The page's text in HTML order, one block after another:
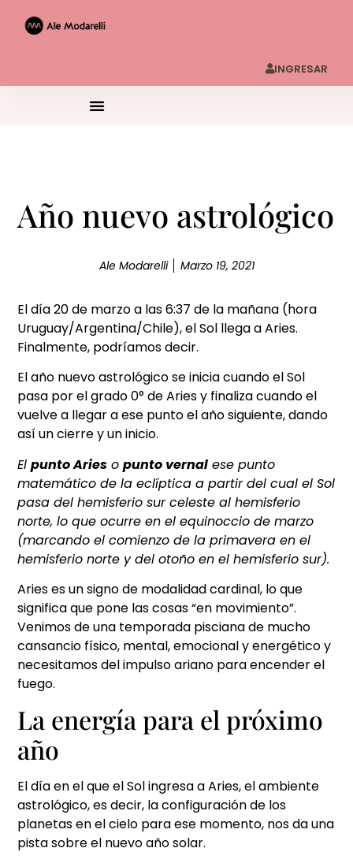
INGRESAR
Año nuevo astrológico
Ale Modarelli Marzo 19, 2021
El día 20 de marzo a las 6:37 de la mañana (hora
Uruguay/Argentina/Chile), el Sol llega a Aries.
Finalmente, podríamos decir.
El año nuevo astrológico se inicia cuando el Sol
pasa por el grado 0° de Aries y finaliza cuando el
vuelve a llegar a ese punto el año siguiente, dando
así un cierre y un inicio.
Elpunto Aries opunto vernal ese punto
matemático de la eclíptica a partir del cual el Sol
pasa del hemisferio sur celeste al hemisferio
norte, lo que ocurre en el equinoccio de marzo
(marcando el comienzo de la primavera en el
hemisferio norte y del otoño en el hemisferio sur).
Aries es un signo de modalidad cardinal, lo que
significa que pone las cosas “en movimiento”.
Venimos de una temporada pisciana de mucho
cansancio físico, mental, emocional y energético y
necesitamos del impulso ariano para encender el
fuego.
La energía para el próximo
año
El día en el que el Sol ingresa a Aries, el ambiente
astrológico, es decir, la configuración de los
planetas en el cielo para ese momento, nos da una
pista sobre el nuevo año solar.